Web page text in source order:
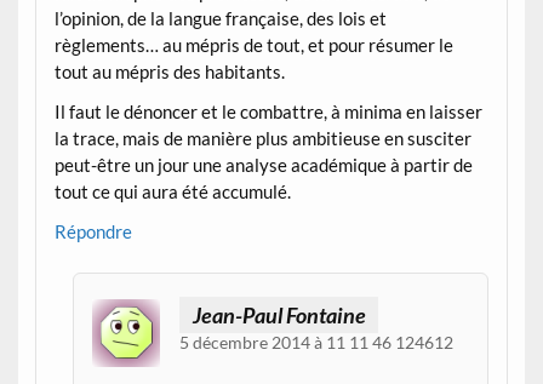
l’opinion, de la langue française, des lois et
règlements… au mépris de tout, et pour résumer le
tout au mépris des habitants.
Il faut le dénoncer et le combattre, à minima en laisser
la trace, mais de manière plus ambitieuse en susciter
peut-être un jour une analyse académique à partir de
tout ce qui aura été accumulé.
Répondre
Jean-Paul Fontaine
5 décembre 2014 à 11 11 46 124612